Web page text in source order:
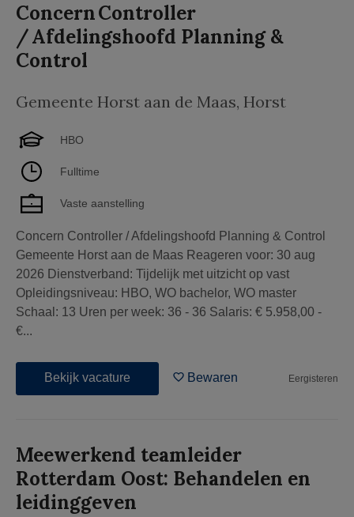
Concern Controller
/ Afdelingshoofd Planning &
Control
Gemeente Horst aan de Maas, Horst
HBO
Fulltime
Vaste aanstelling
Concern Controller / Afdelingshoofd Planning & Control
Gemeente Horst aan de Maas Reageren voor: 30 aug
2026 Dienstverband: Tijdelijk met uitzicht op vast
Opleidingsniveau: HBO, WO bachelor, WO master
Schaal: 13 Uren per week: 36 - 36 Salaris: € 5.958,00 -
€...
Bekijk vacature Bewaren Eergisteren
Meewerkend teamleider
Rotterdam Oost: Behandelen en
leidinggeven